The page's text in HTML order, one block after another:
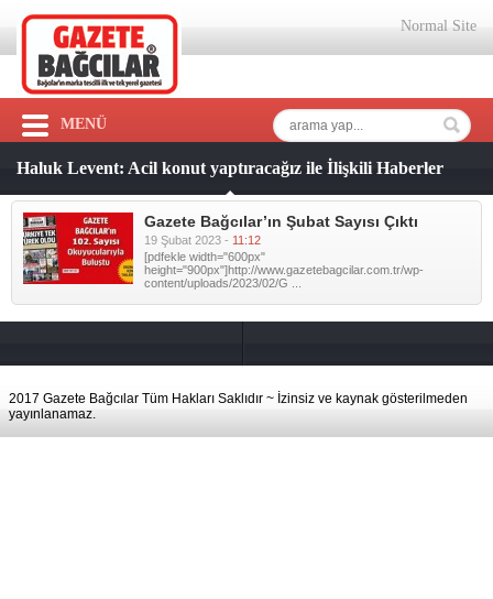
Normal Site
MENÜ
Haluk Levent: Acil konut yaptıracağız ile İlişkili Haberler
Gazete Bağcılar’ın Şubat Sayısı Çıktı
19 Şubat 2023 - 11:12
[pdfekle width="600px"
height="900px"]http://www.gazetebagcilar.com.tr/wp-
content/uploads/2023/02/G ...
2017 Gazete Bağcılar Tüm Hakları Saklıdır ~ İzinsiz ve kaynak gösterilmeden
yayınlanamaz.